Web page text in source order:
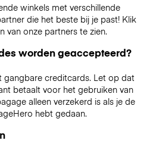
winkels met verschillende
die het beste bij je past! Klik
onze partners te zien.
worden geaccepteerd?
gangbare creditcards. Let op dat
betaalt voor het gebruiken van
alleen verzekerd is als je de
hebt gedaan.